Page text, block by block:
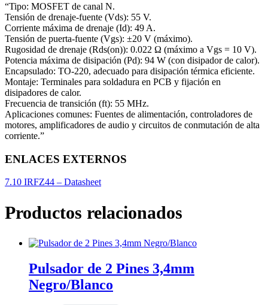
“Tipo: MOSFET de canal N.
Tensión de drenaje-fuente (Vds): 55 V.
Corriente máxima de drenaje (Id): 49 A.
Tensión de puerta-fuente (Vgs): ±20 V (máximo).
Rugosidad de drenaje (Rds(on)): 0.022 Ω (máximo a Vgs = 10 V).
Potencia máxima de disipación (Pd): 94 W (con disipador de calor).
Encapsulado: TO-220, adecuado para disipación térmica eficiente.
Montaje: Terminales para soldadura en PCB y fijación en
disipadores de calor.
Frecuencia de transición (ft): 55 MHz.
Aplicaciones comunes: Fuentes de alimentación, controladores de
motores, amplificadores de audio y circuitos de conmutación de alta
corriente.”
ENLACES EXTERNOS
7.10 IRFZ44 – Datasheet
Productos relacionados
Pulsador de 2 Pines 3,4mm
Negro/Blanco